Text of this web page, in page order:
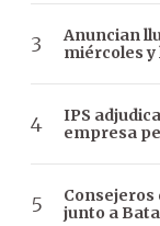
Anuncian
miércoles
IPS
empresa
junto a